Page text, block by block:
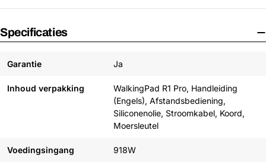
Specificaties
Garantie Ja
Inhoud verpakking
WalkingPad R1 Pro, Handleiding
(Engels), Afstandsbediening,
Siliconenolie, Stroomkabel, Koord,
Moersleutel
Voedingsingang 918W